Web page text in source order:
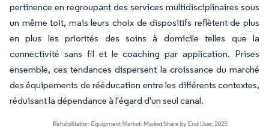
pertinence en regroupant des services multidisciplinaires sous
un même toit, mais leurs choix de dispositifs reflètent de plus
en plus les priorités des soins à domicile telles que la
connectivité sans fil et le coaching par application. Prises
ensemble, ces tendances dispersent la croissance du marché
des équipements de rééducation entre les différents contextes,
réduisant la dépendance à l'égard d'un seul canal.